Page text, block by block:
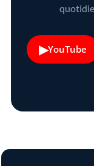
▶YouTube